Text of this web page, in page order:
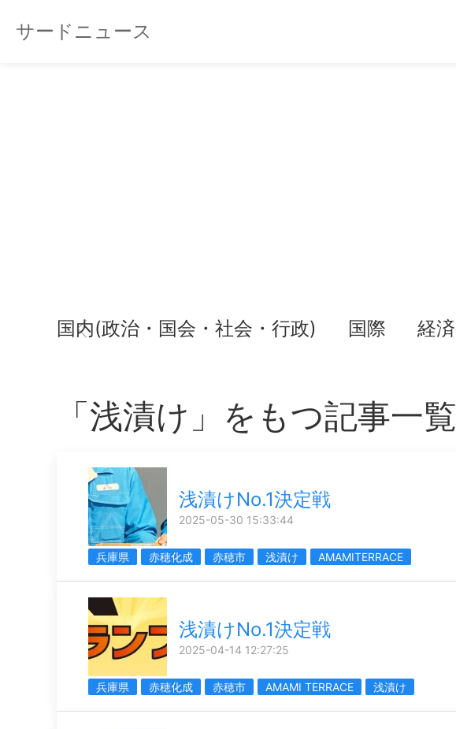
サードニュース
国内(政治・国会・社会・行政) 国際 経済
「浅漬け」をもつ記事一覧
浅漬けNo.1決定戦
2025-05-30 15:33:44
兵庫県 赤穂化成 赤穂市 浅漬け AMAMITERRACE
浅漬けNo.1決定戦
2025-04-14 12:27:25
兵庫県 赤穂化成 赤穂市 AMAMI TERRACE 浅漬け